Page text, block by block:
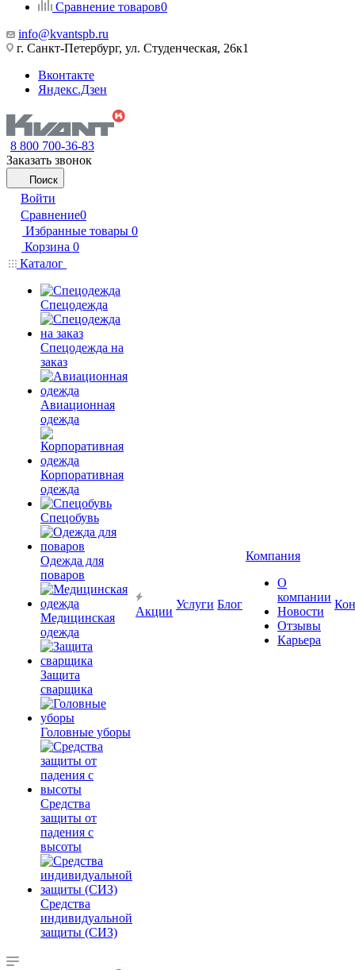
Сравнение товаров0
info@kvantspb.ru
г. Санкт-Петербург, ул. Студенческая, 26к1
Вконтакте
Яндекс.Дзен
8 800 700-36-83
Заказать звонок
Поиск
Войти
Сравнение0
Избранные товары 0
Корзина 0
Каталог
Спецодежда
Спецодежда на
заказ
Авиационная
одежда
Корпоративная
одежда
Спецобувь
Одежда для
поваров
Медицинская
одежда
Защита
сварщика
Головные уборы
Средства
защиты от
падения с
высоты
Средства
индивидуальной
защиты (СИЗ)
Акции
Услуги Блог
Компания
О
компании
Новости
Отзывы
Карьера